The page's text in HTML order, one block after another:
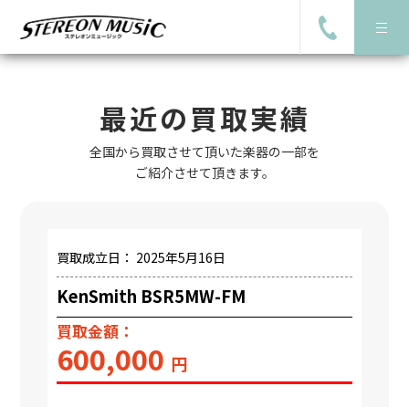
最近の買取実績
全国から買取させて頂いた楽器の一部を
ご紹介させて頂きます。
買取成立日： 2025年5月16日
KenSmith BSR5MW-FM
買取金額：
600,000